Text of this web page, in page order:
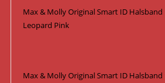
Max & Molly Original Smart ID Halsband
Leopard Pink
Max & Molly Original Smart ID Halsband